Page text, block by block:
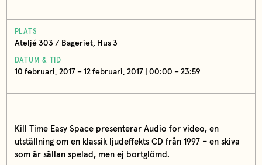
PLATS
Ateljé 303 / Bageriet, Hus 3
DATUM & TID
10 februari, 2017 – 12 februari, 2017 | 00:00 – 23:59
Kill Time Easy Space presenterar Audio for video, en
utställning om en klassik ljudeffekts CD från 1997 – en skiva
som är sällan spelad, men ej bortglömd.